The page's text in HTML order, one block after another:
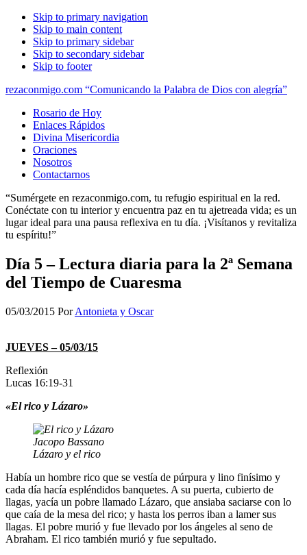
Skip to primary navigation
Skip to main content
Skip to primary sidebar
Skip to secondary sidebar
Skip to footer
rezaconmigo.com “Comunicando la Palabra de Dios con alegría”
Rosario de Hoy
Enlaces Rápidos
Divina Misericordia
Oraciones
Nosotros
Contactarnos
“Sumérgete en rezaconmigo.com, tu refugio espiritual en la red.
Conéctate con tu interior y encuentra paz en tu ajetreada vida; es un
lugar ideal para una pausa reflexiva en tu día. ¡Visítanos y revitaliza
tu espíritu!”
Día 5 – Lectura diaria para la 2ª Semana
del Tiempo de Cuaresma
05/03/2015 PorAntonieta y Oscar
JUEVES – 05/03/15
Reflexión
Lucas 16:19-31
«El rico y Lázaro»
Jacopo Bassano
Lázaro y el rico
Había un hombre rico que se vestía de púrpura y lino finísimo y
cada día hacía espléndidos banquetes. A su puerta, cubierto de
llagas, yacía un pobre llamado Lázaro, que ansiaba saciarse con lo
que caía de la mesa del rico; y hasta los perros iban a lamer sus
llagas. El pobre murió y fue llevado por los ángeles al seno de
Abraham. El rico también murió y fue sepultado.